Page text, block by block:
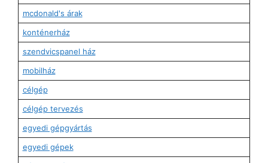
mcdonald's árak
konténerház
szendvicspanel ház
mobilház
célgép
célgép tervezés
egyedi gépgyártás
egyedi gépek